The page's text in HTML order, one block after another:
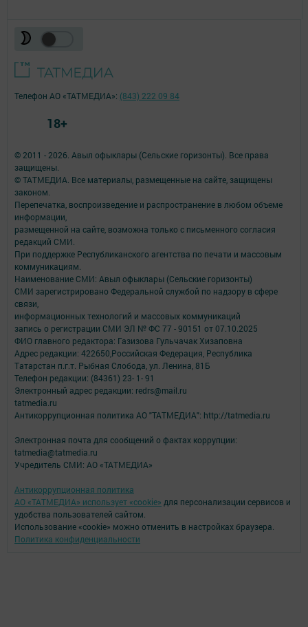
© 2011 - 2026. Авыл офыклары (Сельские горизонты). Все права
защищены.
© ТАТМЕДИА. Все материалы, размещенные на сайте, защищены
законом.
Перепечатка, воспроизведение и распространение в любом объеме
информации,
размещенной на сайте, возможна только с письменного согласия
редакций СМИ.
При поддержке Республиканского агентства по печати и массовым
коммуникациям.
Наименование СМИ: Авыл офыклары (Сельские горизонты)
СМИ зарегистрировано Федеральной службой по надзору в сфере
связи,
информационных технологий и массовых коммуникаций
запись о регистрации СМИ ЭЛ № ФС 77 - 90151 от 07.10.2025
ФИО главного редактора: Газизова Гульчачак Хизаповна
Адрес редакции: 422650,Российская Федерация, Республика
Татарстан п.г.т. Рыбная Слобода, ул. Ленина, 81Б
Телефон редакции: (84361) 23- 1- 91
Электронный адрес редакции: redrs@mail.ru
tatmedia.ru
Антикоррупционная политика АО "ТАТМЕДИА": http://tatmedia.ru
Электронная почта для сообщений о фактах коррупции:
tatmedia@tatmedia.ru
Учредитель СМИ: АО «ТАТМЕДИА»
Антикоррупционная политика
АО «ТАТМЕДИА» использует «cookie» для персонализации сервисов и
удобства пользователей сайтом.
Использование «cookie» можно отменить в настройках браузера.
Политика конфиденциальности
Телефон АО «ТАТМЕДИА»: (843) 222 09 84
18+